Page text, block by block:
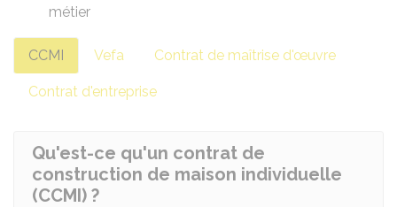
métier
CCMI Vefa Contrat de maîtrise d'œuvre
Contrat d'entreprise
Qu'est-ce qu'un contrat de
construction de maison individuelle
(CCMI) ?